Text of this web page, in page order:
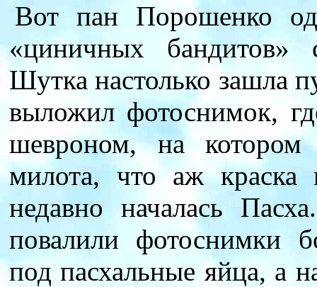
Вот пан Порошенко
«циничных бандитов»
Шутка настолько зашла
выложил фотоснимок,
шевроном, на котором
милота, что аж краска
недавно началась
повалили фотоснимки
под пасхальные яйца, а